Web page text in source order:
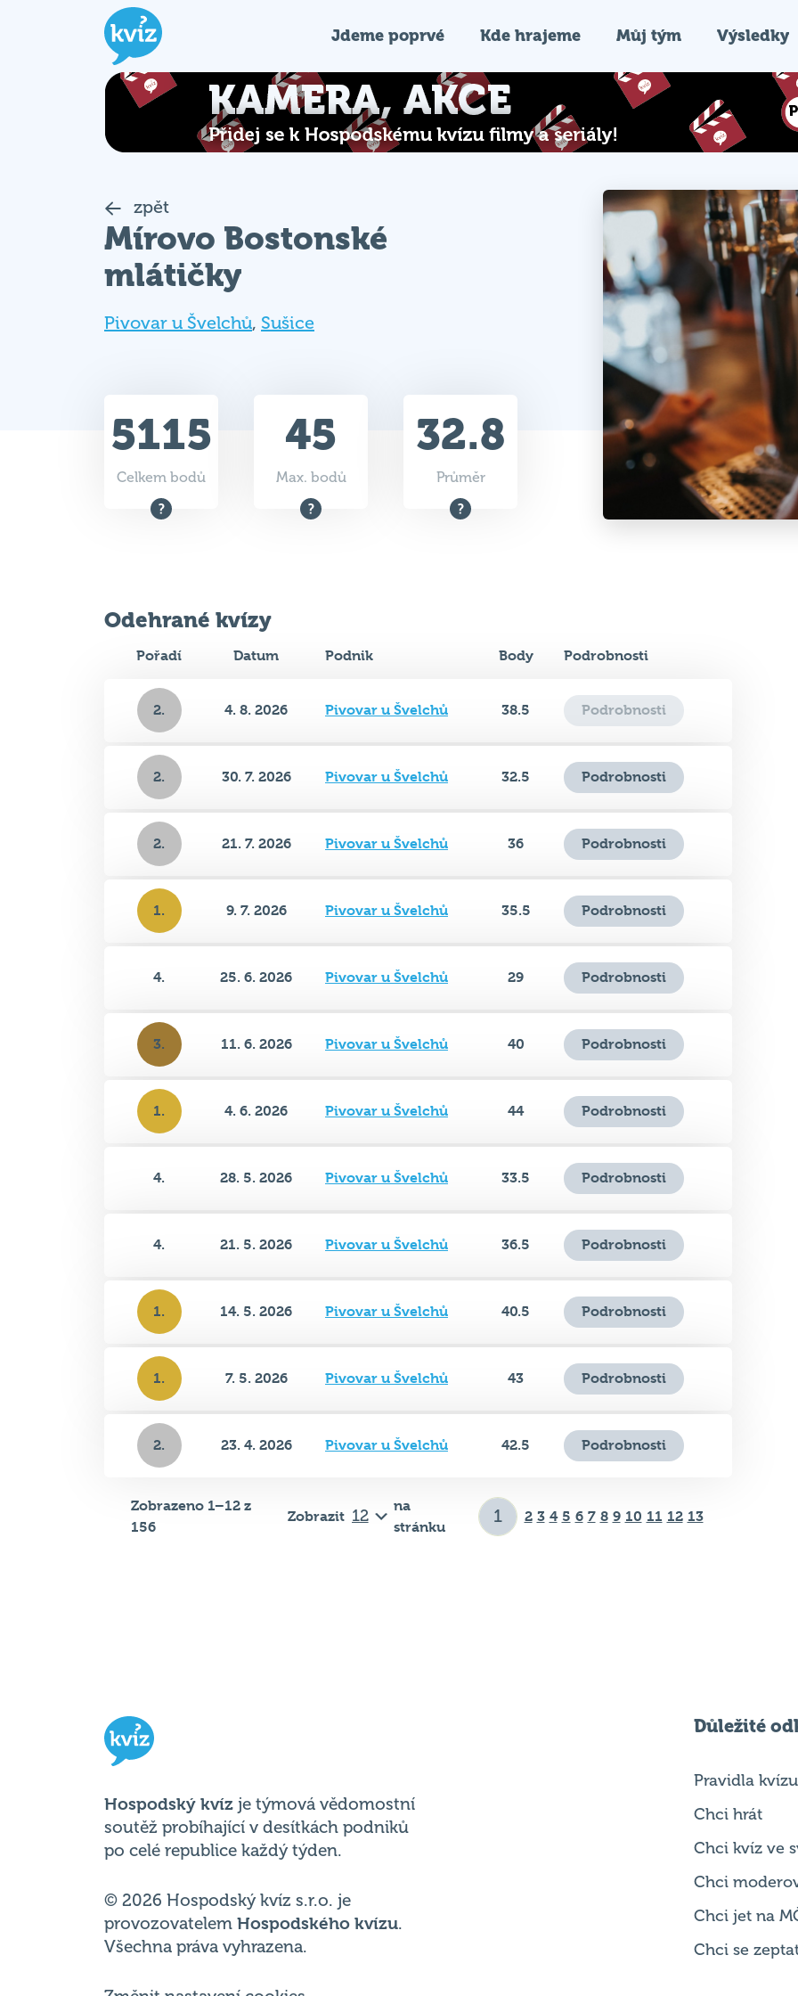
Jdeme poprvé Kde hrajeme Můj tým Výsledky
zpět
Mírovo Bostonské
mlátičky
Pivovar u Švelchů, Sušice
5115
Celkem bodů
45
Max. bodů
32.8
Průměr
Odehrané kvízy
Pořadí Datum Podnik Body Podrobnosti
2. 4. 8. 2026 Pivovar u Švelchů 38.5 Podrobnosti
2. 30. 7. 2026 Pivovar u Švelchů 32.5 Podrobnosti
2. 21. 7. 2026 Pivovar u Švelchů 36 Podrobnosti
1. 9. 7. 2026 Pivovar u Švelchů 35.5 Podrobnosti
4. 25. 6. 2026 Pivovar u Švelchů 29 Podrobnosti
3. 11. 6. 2026 Pivovar u Švelchů 40 Podrobnosti
1. 4. 6. 2026 Pivovar u Švelchů 44 Podrobnosti
4. 28. 5. 2026 Pivovar u Švelchů 33.5 Podrobnosti
4. 21. 5. 2026 Pivovar u Švelchů 36.5 Podrobnosti
1. 14. 5. 2026 Pivovar u Švelchů 40.5 Podrobnosti
1. 7. 5. 2026 Pivovar u Švelchů 43 Podrobnosti
2. 23. 4. 2026 Pivovar u Švelchů 42.5 Podrobnosti
Zobrazeno 1–12 z
156
Zobrazit
na
stránku
2 3 4 5 6 7 8 9 10 11 12 13
Hospodský kvíz je týmová vědomostní
soutěž probíhající v desítkách podniků
po celé republice každý týden.
© 2026 Hospodský kvíz s.r.o. je
provozovatelem Hospodského kvízu.
Všechna práva vyhrazena.
Důležité
Pravidla kvízu
Chci hrát
Chci kvíz ve
Chci
Chci jet na
Chci se